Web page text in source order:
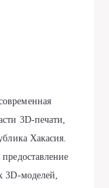
3D-печати,
Хакасия.
3D-моделей,